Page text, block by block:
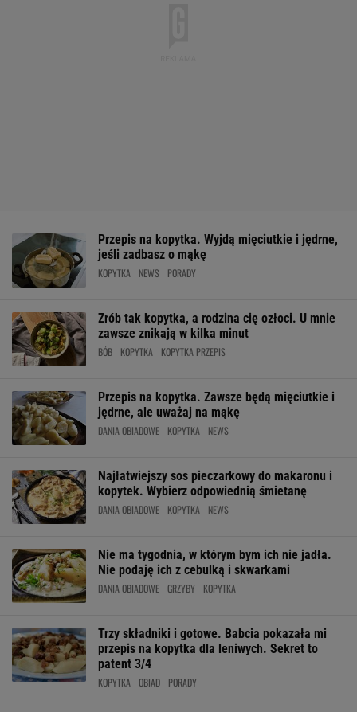
Przepis na kopytka. Wyjdą mięciutkie i jędrne,
jeśli zadbasz o mąkę
KOPYTKA NEWS PORADY
Zrób tak kopytka, a rodzina cię ozłoci. U mnie
zawsze znikają w kilka minut
BÓB KOPYTKA KOPYTKA PRZEPIS
Przepis na kopytka. Zawsze będą mięciutkie i
jędrne, ale uważaj na mąkę
DANIA OBIADOWE KOPYTKA NEWS
Najłatwiejszy sos pieczarkowy do makaronu i
kopytek. Wybierz odpowiednią śmietanę
DANIA OBIADOWE KOPYTKA NEWS
Nie ma tygodnia, w którym bym ich nie jadła.
Nie podaję ich z cebulką i skwarkami
DANIA OBIADOWE GRZYBY KOPYTKA
Trzy składniki i gotowe. Babcia pokazała mi
przepis na kopytka dla leniwych. Sekret to
patent 3/4
KOPYTKA OBIAD PORADY